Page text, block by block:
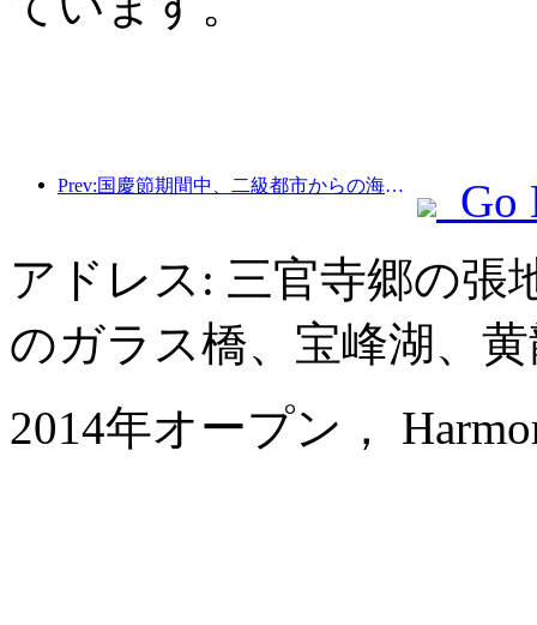
Prev:国慶節期間中、二級都市からの海外旅行とワインの注文は前年同期比で70％増加した。
Go
アドレス: 三官寺郷の張
のガラス橋、宝峰湖、
2014年オープン，